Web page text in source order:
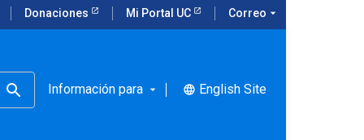
Donaciones Mi Portal UC Correo arrow_drop_down
Información para arrow_drop_down language English Site